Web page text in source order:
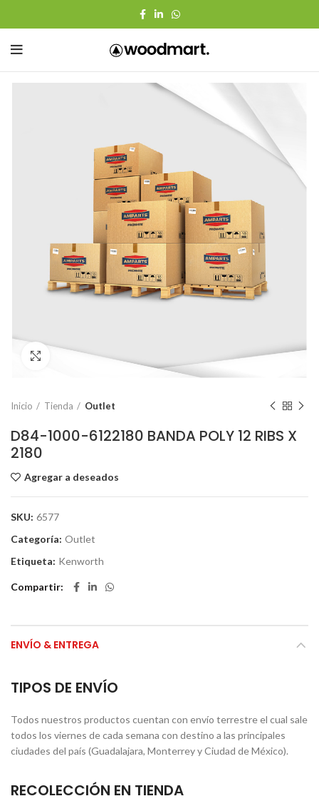
Click to enlarge
Inicio Tienda Outlet
D84-1000-6122180 BANDA POLY 12 RIBS X
2180
Agregar a deseados
SKU: 6577
Categoría: Outlet
Etiqueta: Kenworth
Compartir
ENVÍO & ENTREGA
TIPOS DE ENVÍO
Todos nuestros productos cuentan con envío terrestre el cual sale
todos los viernes de cada semana con destino a las principales
ciudades del país (Guadalajara, Monterrey y Ciudad de México).
RECOLECCIÓN EN TIENDA